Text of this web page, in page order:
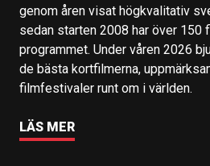
genom åren visat högkvalitativ
sedan starten 2008 har över 150
programmet. Under våren 2026
de bästa kortfilmerna,
filmfestivaler runt om i världen.
LÄS MER